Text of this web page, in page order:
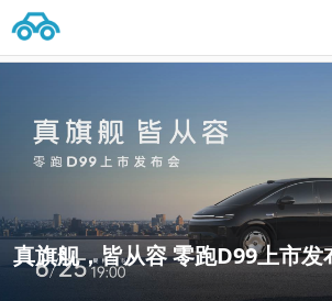
真旗舰，皆从容 零跑D99上市发